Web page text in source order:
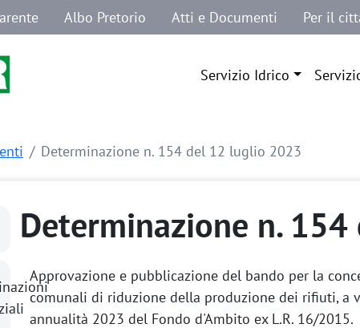
Albo Pretorio Atti e Documenti Per il
Navigazione
Servizio Idrico
Determinazione n. 154 del 12 luglio 2023
Determinazione n.
Approvazione e pubblicazione del bando per la
comunali di riduzione della produzione dei rifiuti, a
annualità 2023 del Fondo d'Ambito ex L.R. 16/2015.